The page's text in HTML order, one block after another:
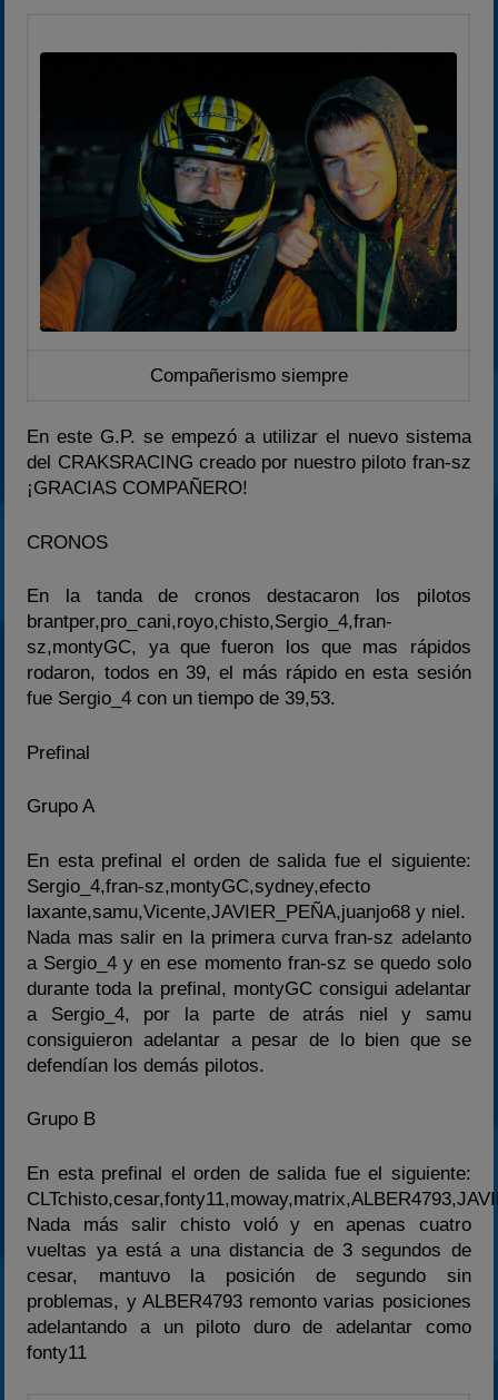
Compañerismo siempre
En este G.P. se empezó a utilizar el nuevo sistema
del CRAKSRACING creado por nuestro piloto fran-sz
¡GRACIAS COMPAÑERO!
CRONOS
En la tanda de cronos destacaron los pilotos
brantper,pro_cani,royo,chisto,Sergio_4,fran-
sz,montyGC, ya que fueron los que mas rápidos
rodaron, todos en 39, el más rápido en esta sesión
fue Sergio_4 con un tiempo de 39,53.
Prefinal
Grupo A
En esta prefinal el orden de salida fue el siguiente:
Sergio_4,fran-sz,montyGC,sydney,efecto
laxante,samu,Vicente,JAVIER_PEÑA,juanjo68 y niel.
Nada mas salir en la primera curva fran-sz adelanto
a Sergio_4 y en ese momento fran-sz se quedo solo
durante toda la prefinal, montyGC consigui adelantar
a Sergio_4, por la parte de atrás niel y samu
consiguieron adelantar a pesar de lo bien que se
defendían los demás pilotos.
Grupo B
En esta prefinal el orden de salida fue el siguiente:
Nada más salir chisto voló y en apenas cuatro
vueltas ya está a una distancia de 3 segundos de
cesar, mantuvo la posición de segundo sin
problemas, y ALBER4793 remonto varias posiciones
adelantando a un piloto duro de adelantar como
fonty11